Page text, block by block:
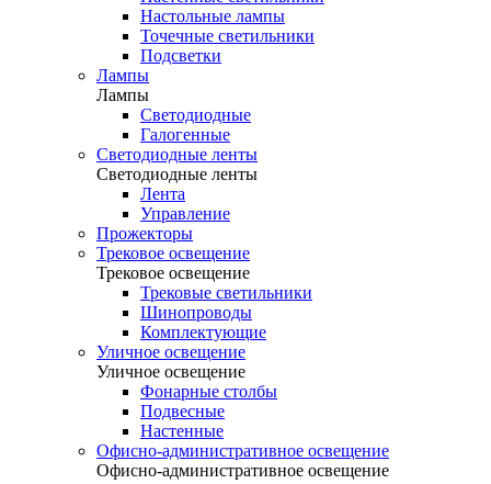
Настольные лампы
Точечные светильники
Подсветки
Лампы
Лампы
Светодиодные
Галогенные
Светодиодные ленты
Светодиодные ленты
Лента
Управление
Прожекторы
Трековое освещение
Трековое освещение
Трековые светильники
Шинопроводы
Комплектующие
Уличное освещение
Уличное освещение
Фонарные столбы
Подвесные
Настенные
Офисно-административное освещение
Офисно-административное освещение